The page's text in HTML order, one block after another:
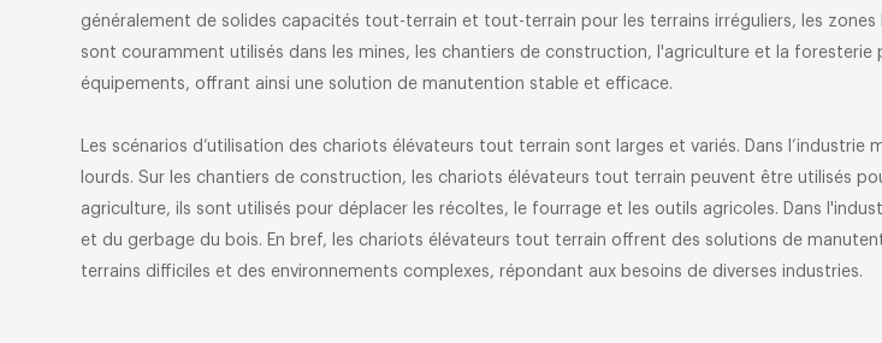
généralement de solides capacités tout-terrain et tout-terrain pour les terrains irréguliers, les
sont couramment utilisés dans les mines, les chantiers de construction, l'agriculture et la
équipements, offrant ainsi une solution de manutention stable et efficace.
Les scénarios d’utilisation des chariots élévateurs tout terrain sont larges et variés. Dans
lourds. Sur les chantiers de construction, les chariots élévateurs tout terrain peuvent être utilisés
agriculture, ils sont utilisés pour déplacer les récoltes, le fourrage et les outils agricoles. Dans
et du gerbage du bois. En bref, les chariots élévateurs tout terrain offrent des solutions de
terrains difficiles et des environnements complexes, répondant aux besoins de diverses industries.